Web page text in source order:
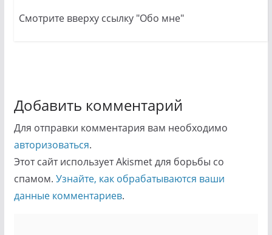
Смотрите вверху ссылку "Обо мне"
Добавить комментарий
Для отправки комментария вам необходимо
авторизоваться.
Этот сайт использует Akismet для борьбы со
спамом. Узнайте, как обрабатываются ваши
данные комментариев.